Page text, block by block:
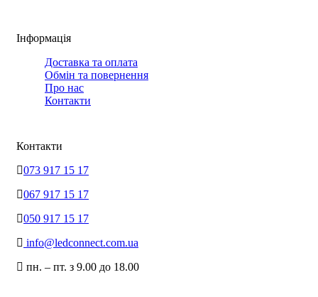
Інформація
Доставка та оплата
Обмін та повернення
Про нас
Контакти
Контакти
073 917 15 17
067 917 15 17
050 917 15 17
info@ledconnect.com.ua
пн. – пт. з 9.00 до 18.00